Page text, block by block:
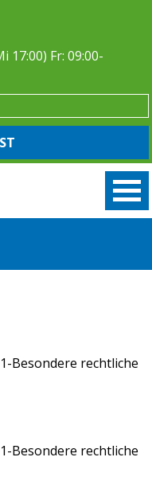
17:00) Fr: 09:00-
Besondere rechtliche
Besondere rechtliche